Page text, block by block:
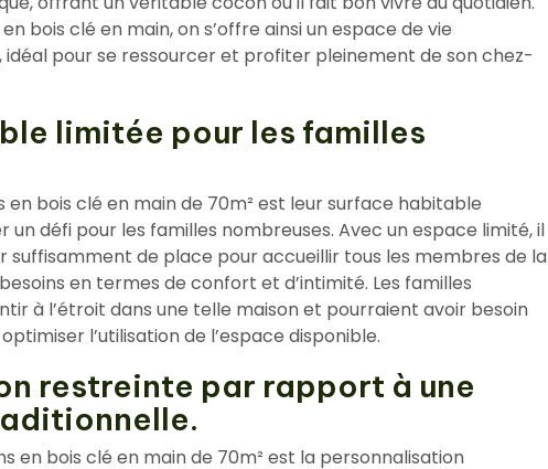
bois clé en main, on s’offre ainsi un espace de vie
pour se ressourcer et profiter pleinement de son chez-
limitée pour les familles
en bois clé en main de 70m² est leur surface habitable
un défi pour les familles nombreuses. Avec un espace limité, il
de place pour accueillir tous les membres de la
en termes de confort et d’intimité. Les familles
à l’étroit dans une telle maison et pourraient avoir besoin
l’utilisation de l’espace disponible.
restreinte par rapport à une
en bois clé en main de 70m² est la personnalisation